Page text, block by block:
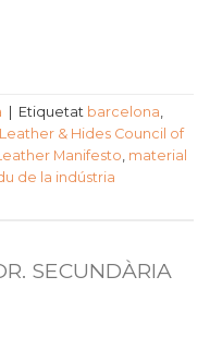
Etiquetat barcelona,
Leather & Hides Council of
Manifesto, material
de la indústria
SECUNDÀRIA